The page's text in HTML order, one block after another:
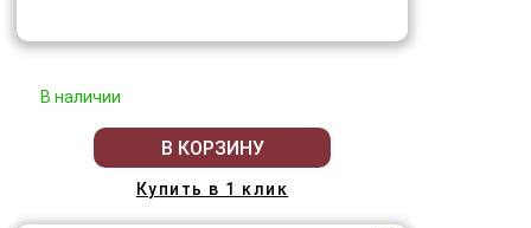
В наличии
В КОРЗИНУ
Купить в 1 клик